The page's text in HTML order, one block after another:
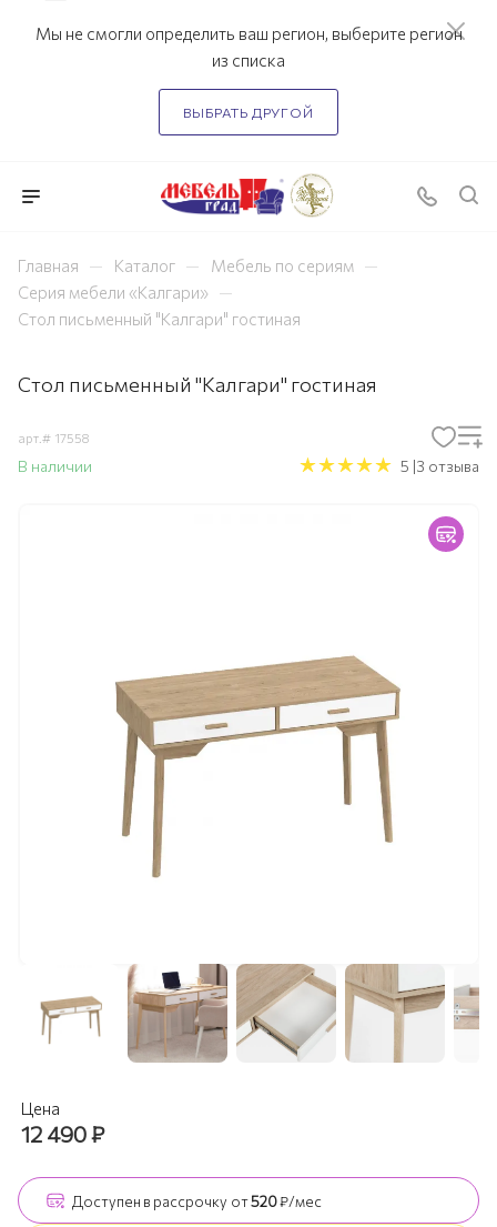
Мы не смогли определить ваш регион, выберите регион
из списка
ВЫБРАТЬ ДРУГОЙ
Главная — Каталог — Мебель по сериям —
Серия мебели «Калгари» —
Стол письменный "Калгари" гостиная
Стол письменный "Калгари" гостиная
арт.# 17558
В наличии 5 |3 отзыва
Цена
12 490₽
Доступен в рассрочку от520₽/мес